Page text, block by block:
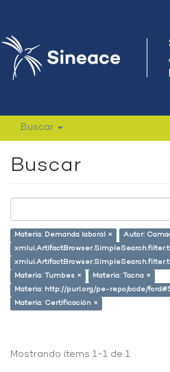
Buscar
Buscar
Materia: Demanda laboral ×
Autor:
Materia: Tumbes ×
Materia: Tacna ×
Materia: http://purl.org/pe-repo/ocde/
Materia: Certificación ×
Mostrando ítems 1-1 de 1